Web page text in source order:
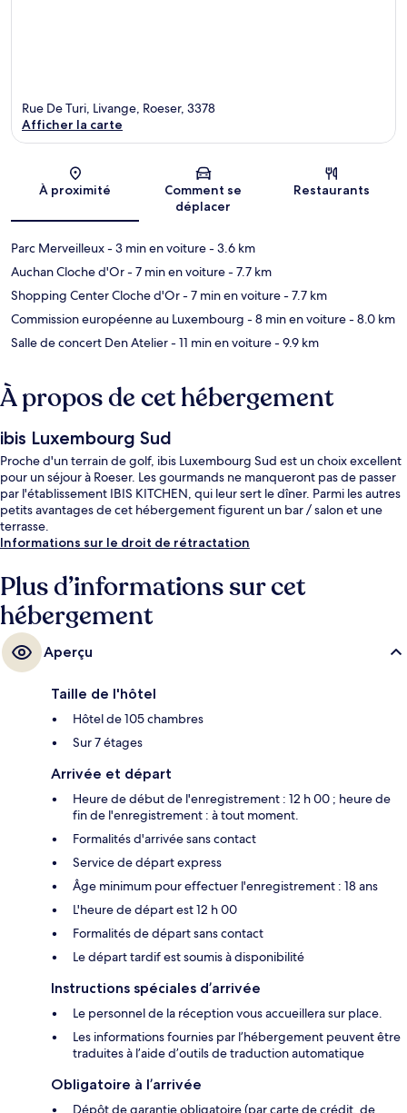
Carte
Rue De Turi, Livange, Roeser, 3378
Afficher la carte
À proximité
Comment se
déplacer
Restaurants
Parc Merveilleux- 3 min en voiture- 3.6 km
Auchan Cloche d'Or- 7 min en voiture- 7.7 km
Shopping Center Cloche d'Or- 7 min en voiture- 7.7 km
Commission européenne au Luxembourg - 8 min en voiture- 8.0 km
Salle de concert Den Atelier- 11 min en voiture- 9.9 km
À propos de cet hébergement
ibis Luxembourg Sud
Proche d'un terrain de golf, ibis Luxembourg Sud est un choix excellent
pour un séjour à Roeser. Les gourmands ne manqueront pas de passer
par l'établissement IBIS KITCHEN, qui leur sert le dîner. Parmi les autres
petits avantages de cet hébergement figurent un bar / salon et une
terrasse.
Informations sur le droit de rétractation
Plus d’informations sur cet
hébergement
Aperçu
Taille de l'hôtel
Hôtel de 105 chambres
Sur 7 étages
Arrivée et départ
Heure de début de l'enregistrement : 12 h 00 ; heure de
fin de l'enregistrement : à tout moment.
Formalités d'arrivée sans contact
Service de départ express
Âge minimum pour effectuer l'enregistrement : 18 ans
L'heure de départ est 12 h 00
Formalités de départ sans contact
Le départ tardif est soumis à disponibilité
Instructions spéciales d’arrivée
Le personnel de la réception vous accueillera sur place.
Les informations fournies par l’hébergement peuvent être
traduites à l’aide d’outils de traduction automatique
Obligatoire à l’arrivée
Dépôt de garantie obligatoire (par carte de crédit, de